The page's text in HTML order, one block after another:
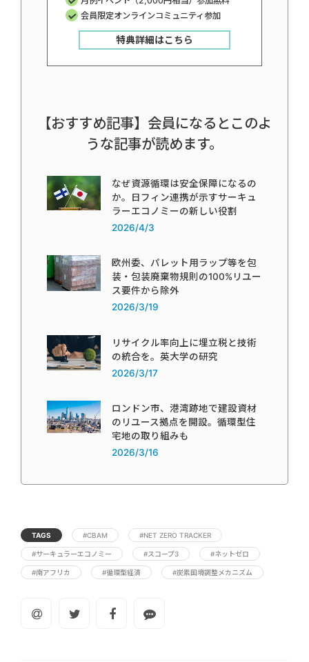
会員限定オンラインコミュニティ参加
特典詳細はこちら
【おすすめ記事】会員になるとこのよ
うな記事が読めます。
なぜ資源循環は安全保障になるの
か。日フィン連携が示すサーキュ
ラーエコノミーの新しい役割
2026/4/3
欧州委、パレット用ラップ等を包
装・包装廃棄物規則の100%リユー
ス要件から除外
2026/3/19
リサイクル率向上に埋立税と技術
の統合を。英大学の研究
2026/3/17
ロンドン市、港湾跡地で建設資材
のリユース拠点を開設。循環型住
宅地の取り組みも
2026/3/16
TAGS #CBAM #NET ZERO TRACKER
#サーキュラーエコノミー #スコープ3 #ネットゼロ
#南アフリカ #循環型経済 #炭素国境調整メカニズム